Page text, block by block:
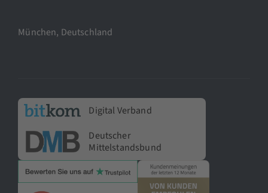
München, Deutschland
Digital Verband
Deutscher
Mittelstandsbund